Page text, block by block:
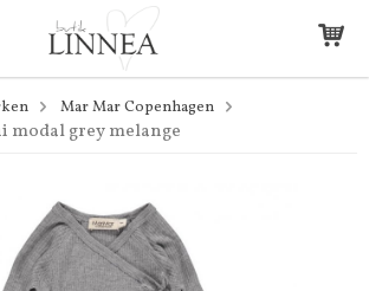
Mar Mar Copenhagen
modal grey melange